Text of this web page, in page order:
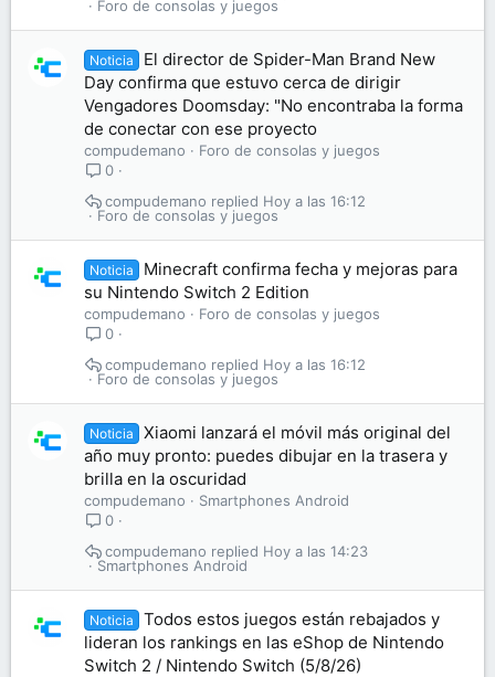
Foro de consolas y juegos
Noticia
El director de Spider-Man Brand New
Day confirma que estuvo cerca de dirigir
Vengadores Doomsday: "No encontraba la forma
de conectar con ese proyecto
compudemano
Foro de consolas y juegos
0
Foro de consolas y juegos
Hoy a las 16:12
compudemano
Noticia
Minecraft confirma fecha y mejoras para
su Nintendo Switch 2 Edition
compudemano
Foro de consolas y juegos
0
Foro de consolas y juegos
Hoy a las 16:12
compudemano
Noticia
Xiaomi lanzará el móvil más original del
año muy pronto: puedes dibujar en la trasera y
brilla en la oscuridad
compudemano
Smartphones Android
0
Smartphones Android
Hoy a las 14:23
compudemano
Noticia
Todos estos juegos están rebajados y
lideran los rankings en las eShop de Nintendo
Switch 2 / Nintendo Switch (5/8/26)